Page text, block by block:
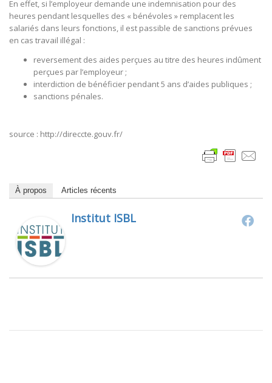
En effet, si l’employeur demande une indemnisation pour des
heures pendant lesquelles des « bénévoles » remplacent les
salariés dans leurs fonctions, il est passible de sanctions prévues
en cas travail illégal :
reversement des aides perçues au titre des heures indûment
perçues par l’employeur ;
interdiction de bénéficier pendant 5 ans d’aides publiques ;
sanctions pénales.
source : http://direccte.gouv.fr/
À propos Articles récents
Institut ISBL